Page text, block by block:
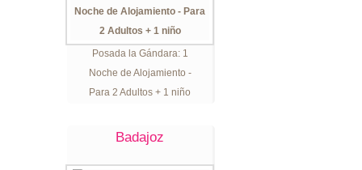
Posada la Gándara: 1
Noche de Alojamiento -
Para 2 Adultos + 1 niño
Badajoz